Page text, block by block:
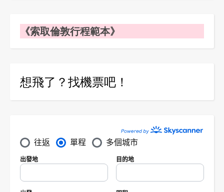
《索取倫敦行程範本》
想飛了？找機票吧！